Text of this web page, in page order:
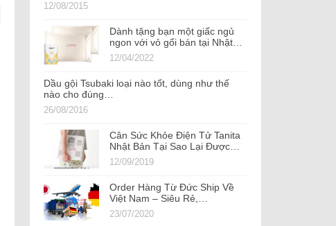
12/08/2015
Dành tặng bạn một giấc ngủ
ngon với vỏ gối bán tại Nhật…
12/04/2022
Dầu gội Tsubaki loại nào tốt, dùng như thế
nào cho đúng…
26/08/2016
Cân Sức Khỏe Điện Tử Tanita
Nhật Bản Tại Sao Lại Được…
12/09/2019
Order Hàng Từ Đức Ship Về
Việt Nam – Siêu Rẻ,…
23/07/2020